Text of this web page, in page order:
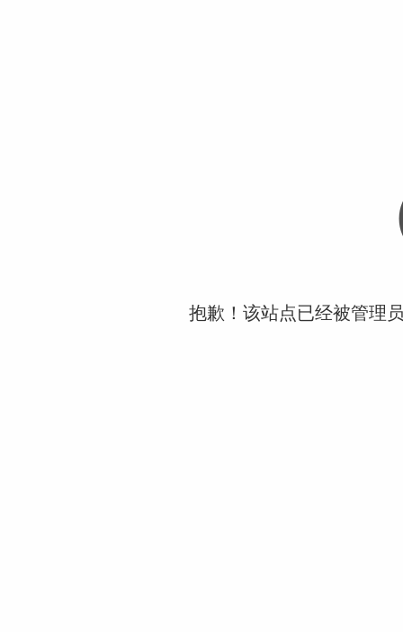
抱歉！该站点已经被管理